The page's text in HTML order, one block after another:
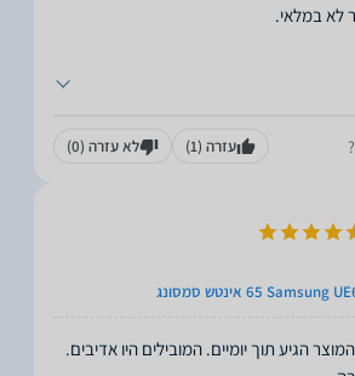
עזרה (1) לא עזרה (0)
הגיע תוך יומיים. המובילים היו אדיבים.